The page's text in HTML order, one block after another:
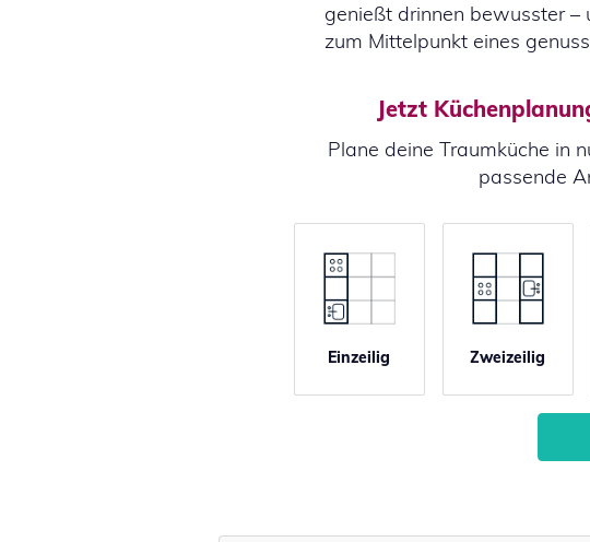
genießt drinnen bewusster –
zum Mittelpunkt eines
Jetzt
Plane deine Traumküche in
passende
Einzeilig Zweizeilig